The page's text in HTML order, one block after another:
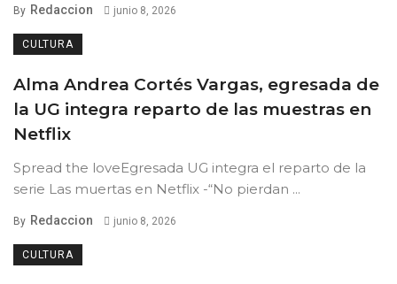
By Redaccion junio 8, 2026
CULTURA
Alma Andrea Cortés Vargas, egresada de
la UG integra reparto de las muestras en
Netflix
Spread the loveEgresada UG integra el reparto de la
serie Las muertas en Netflix -“No pierdan ...
By Redaccion junio 8, 2026
CULTURA